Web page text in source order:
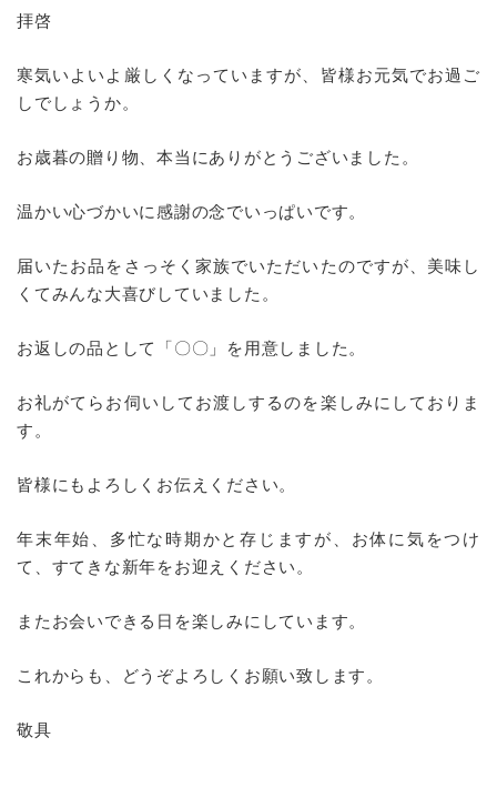
拝啓
寒気いよいよ厳しくなっていますが、皆様お元気でお過ご
しでしょうか。
お歳暮の贈り物、本当にありがとうございました。
温かい心づかいに感謝の念でいっぱいです。
届いたお品をさっそく家族でいただいたのですが、美味し
くてみんな大喜びしていました。
お返しの品として「〇〇」を用意しました。
お礼がてらお伺いしてお渡しするのを楽しみにしておりま
す。
皆様にもよろしくお伝えください。
年末年始、多忙な時期かと存じますが、お体に気をつけ
て、すてきな新年をお迎えください。
またお会いできる日を楽しみにしています。
これからも、どうぞよろしくお願い致します。
敬具